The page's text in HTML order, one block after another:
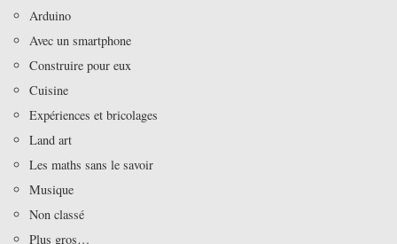
Arduino
Avec un smartphone
Construire pour eux
Cuisine
Expériences et bricolages
Land art
Les maths sans le savoir
Musique
Non classé
Plus gros…